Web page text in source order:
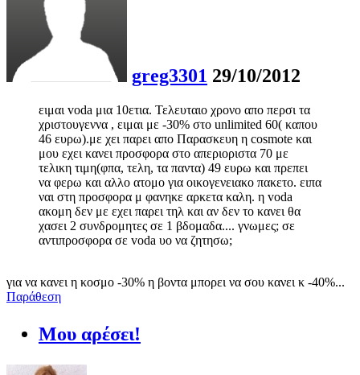
greg3301 29/10/2012
ειμαι voda μια 10ετια. Τελευταιο χρονο απο περσι τα
χριστουγεννα , ειμαι με -30% στο unlimited 60( καπου
46 ευρω).με χει παρει απο Παρασκευη η cosmote και
μου εχει κανει προσφορα στο απεριοριστα 70 με
τελικη τιμη(φπα, τελη, τα παντα) 49 ευρω και πρεπει
να φερω και αλλο ατομο για οικογενειακο πακετο. ειπα
ναι στη προσφορα μ φανηκε αρκετα καλη. η voda
ακομη δεν με εχει παρει τηλ και αν δεν το κανει θα
χασει 2 συνδρομητες σε 1 βδομαδα.... γνωμες; σε
αντιπροσφορα σε voda υο να ζητησω;
για να κανει η κοσμο -30% η βοντα μπορει να σου κανει κ -40%...
Παράθεση
Μου αρέσει!